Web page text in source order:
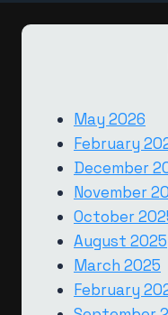
May 2026
February
December
November
October
August 2025
March 2025
February